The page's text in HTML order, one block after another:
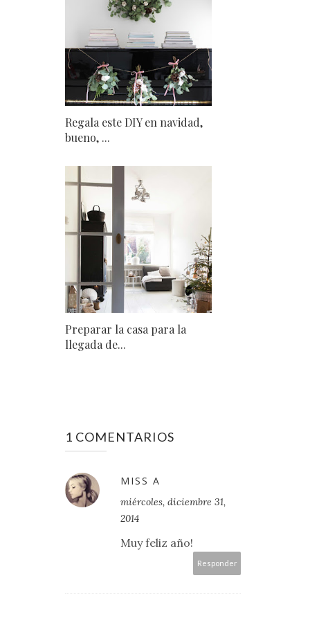
Regala este DIY en navidad,
bueno, ...
Preparar la casa para la
llegada de...
1 COMENTARIOS
MISS A
miércoles, diciembre 31,
2014
Muy feliz año!
Responder